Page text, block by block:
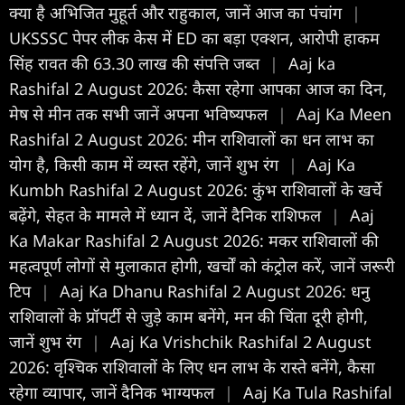
क्या है अभिजित मुहूर्त और राहुकाल, जानें आज का पंचांग |
UKSSSC पेपर लीक केस में ED का बड़ा एक्शन, आरोपी हाकम
सिंह रावत की 63.30 लाख की संपत्ति जब्त |
Aaj ka
Rashifal 2 August 2026: कैसा रहेगा आपका आज का द‍िन,
मेष से मीन तक सभी जानें अपना भविष्यफल |
Aaj Ka Meen
Rashifal 2 August 2026: मीन राशिवालों का धन लाभ का
योग है, किसी काम में व्यस्त रहेंगे, जानें शुभ रंग |
Aaj Ka
Kumbh Rashifal 2 August 2026: कुंभ राशिवालों के खर्चे
बढ़ेंगे, सेहत के मामले में ध्यान दें, जानें दैनिक राशिफल |
Aaj
Ka Makar Rashifal 2 August 2026: मकर राशिवालों की
महत्वपूर्ण लोगों से मुलाकात होगी, खर्चों को कंट्रोल करें, जानें जरूरी
टिप |
Aaj Ka Dhanu Rashifal 2 August 2026: धनु
राशिवालों के प्रॉपर्टी से जुड़े काम बनेंगे, मन की चिंता दूरी होगी,
जानें शुभ रंग |
Aaj Ka Vrishchik Rashifal 2 August
2026: वृश्चिक राशिवालों के लिए धन लाभ के रास्ते बनेंगे, कैसा
रहेगा व्यापार, जानें दैनिक भाग्यफल |
Aaj Ka Tula Rashifal